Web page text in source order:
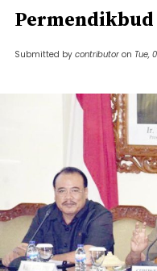
Permendikbud
Submitted by contributor on Tue,